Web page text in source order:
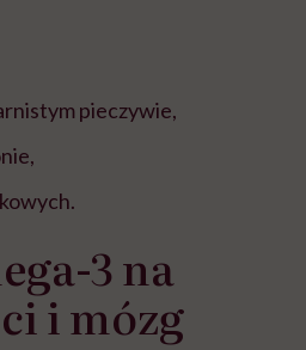
pieczywie,
3 na
i mózg